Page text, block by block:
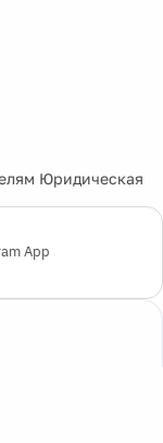
Юридическая
App